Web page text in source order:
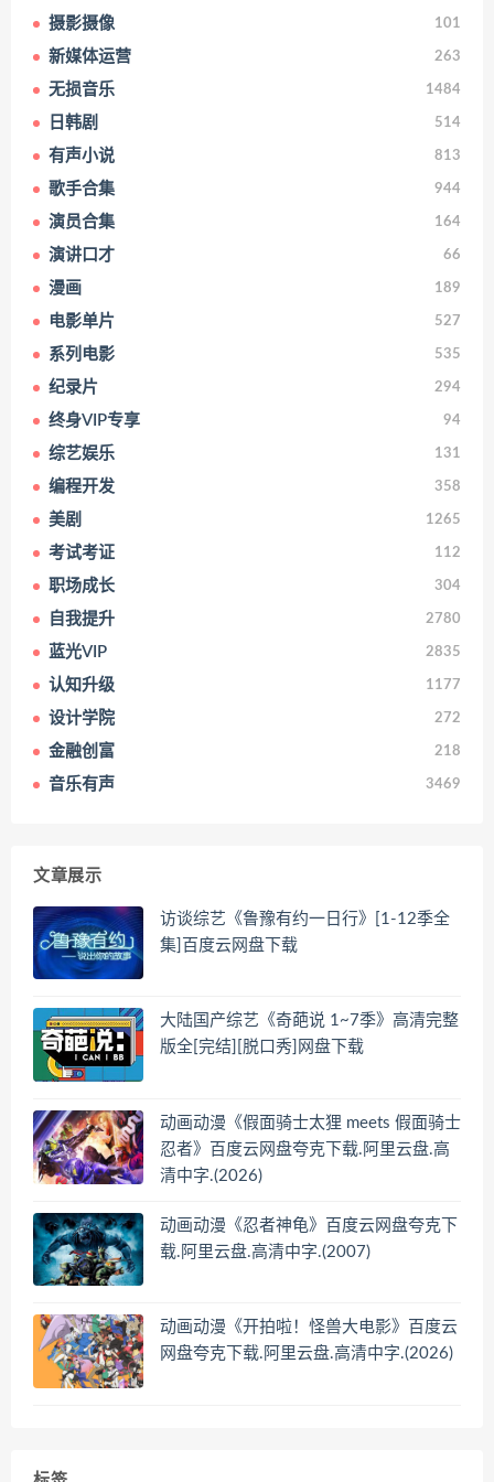
摄影摄像 101
新媒体运营 263
无损音乐 1484
日韩剧 514
有声小说 813
歌手合集 944
演员合集 164
演讲口才 66
漫画 189
电影单片 527
系列电影 535
纪录片 294
终身VIP专享 94
综艺娱乐 131
编程开发 358
美剧 1265
考试考证 112
职场成长 304
自我提升 2780
蓝光VIP 2835
认知升级 1177
设计学院 272
金融创富 218
音乐有声 3469
文章展示
访谈综艺《鲁豫有约一日行》[1-12季全
集]百度云网盘下载
大陆国产综艺《奇葩说 1~7季》高清完整
版全[完结][脱口秀]网盘下载
动画动漫《假面骑士太狸 meets 假面骑士
忍者》百度云网盘夸克下载.阿里云盘.高
清中字.(2026)
动画动漫《忍者神龟》百度云网盘夸克下
载.阿里云盘.高清中字.(2007)
动画动漫《开拍啦！怪兽大电影》百度云
网盘夸克下载.阿里云盘.高清中字.(2026)